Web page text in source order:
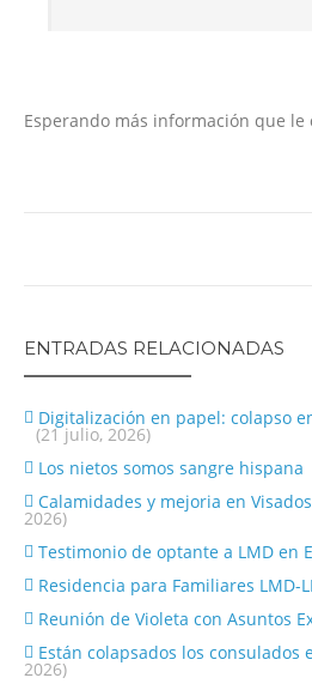
Esperando más información que
ENTRADAS RELACIONADAS
Digitalización en papel: colapso
(21 julio, 2026)
Los nietos somos sangre hispana
Calamidades y mejoria en
2026)
Testimonio de optante a LMD en
Residencia para Familiares LMD-
Reunión de Violeta con Asuntos
Están colapsados los consulados
2026)